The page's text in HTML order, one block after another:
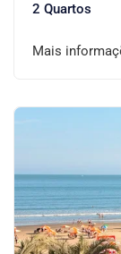
2 Quartos
Mais